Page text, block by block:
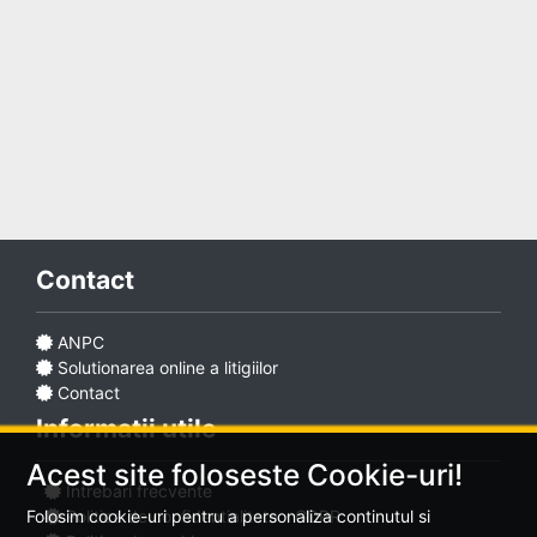
Favorite
Ajutor
Contact
ANPC
Solutionarea online a litigiilor
Contact
Informatii utile
Intrebari frecvente
Politica de confidentialitate - GDPR
Acest site foloseste Cookie-uri!
Folosim cookie-uri pentru a personaliza continutul si